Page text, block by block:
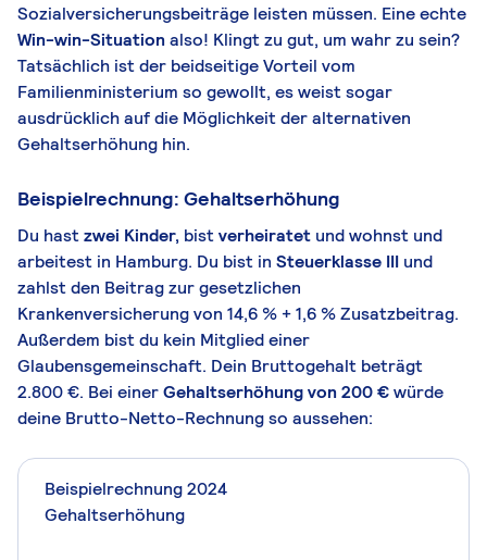
Sozialversicherungsbeiträge leisten müssen. Eine echte
Win-win-Situationalso! Klingt zu gut, um wahr zu sein?
Tatsächlich ist der beidseitige Vorteil vom
Familienministerium so gewollt, es weist sogar
ausdrücklich auf die Möglichkeit der alternativen
Gehaltserhöhung hin.
Beispielrechnung: Gehaltserhöhung
Du hastzwei Kinder, bistverheiratet und wohnst und
arbeitest in Hamburg. Du bist in Steuerklasse III und
zahlst den Beitrag zur gesetzlichen
Krankenversicherung von 14,6 % + 1,6 % Zusatzbeitrag.
Außerdem bist du kein Mitglied einer
Glaubensgemeinschaft. Dein Bruttogehalt beträgt
2.800 €. Bei einerGehaltserhöhung von 200 €würde
deine Brutto-Netto-Rechnung so aussehen:
Beispielrechnung 2024
Gehaltserhöhung